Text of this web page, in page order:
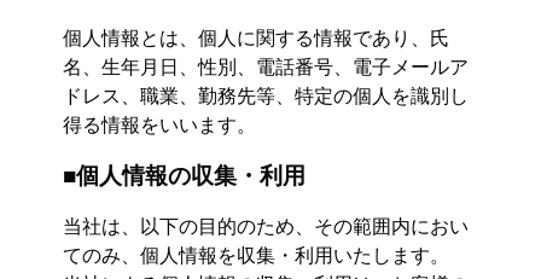
個人情報とは、個人に関する情報であり、氏
名、生年月日、性別、電話番号、電子メールア
ドレス、職業、勤務先等、特定の個人を識別し
得る情報をいいます。
■個人情報の収集・利用
当社は、以下の目的のため、その範囲内におい
てのみ、個人情報を収集・利用いたします。